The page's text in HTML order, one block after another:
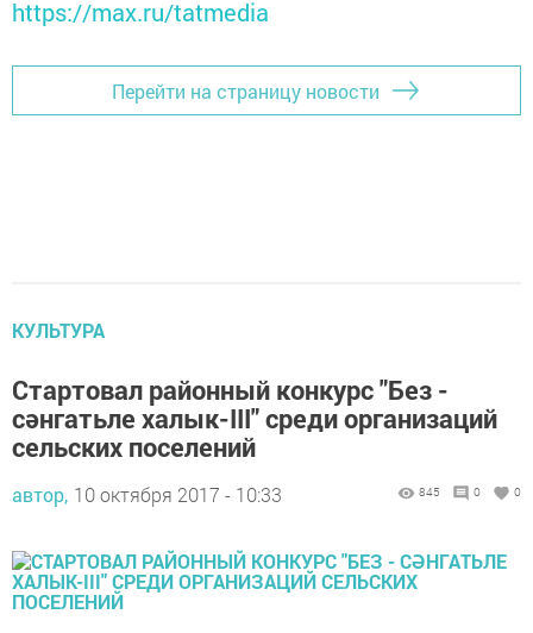
https://max.ru/tatmedia
Перейти на страницу новости
КУЛЬТУРА
Стартовал районный конкурс "Без -
сәнгатьле халык-III" среди организаций
сельских поселений
автор, 10 октября 2017 - 10:33 845 0 0